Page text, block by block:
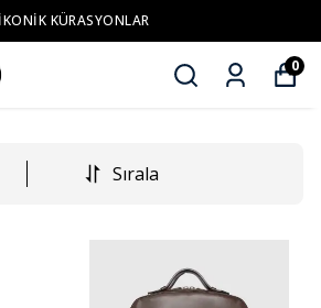
İKONİK KÜRASYONLAR
0
Sırala